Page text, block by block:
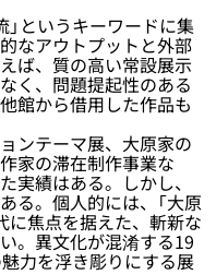
というキーワードに集
なアウトプットと外部
ば、質の高い常設展示
く、問題提起性のある
館から借用した作品も
ンテーマ展、大原家の
家の滞在制作事業な
実績はある。しかし、
る。個人的には、「大原
に焦点を据えた、斬新な
。異文化が混淆する19
力を浮き彫りにする展